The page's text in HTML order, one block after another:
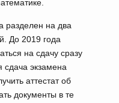
разделен на два
До 2019 года
на сдачу сразу
сдача экзамена
аттестат об
документы в те